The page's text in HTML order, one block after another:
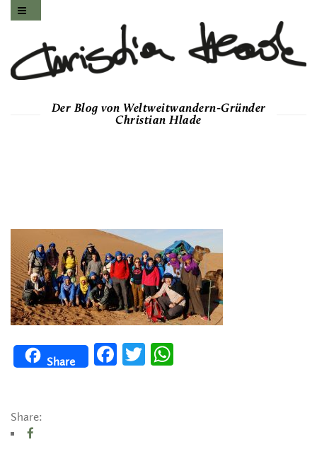
Der Blog von Weltweitwandern-Gründer
Christian Hlade
Share
FacebookTwitter
Share: